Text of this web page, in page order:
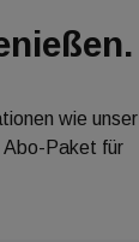
wie unser
Abo-Paket für